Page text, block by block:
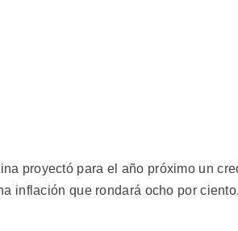
proyectó para el año próximo un
inflación que rondará ocho por ciento.